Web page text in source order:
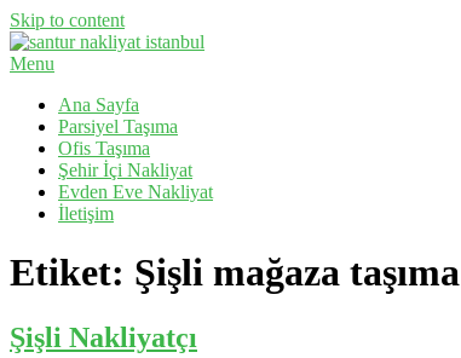
Skip to content
Santur Nakliyat
Menu
Ana Sayfa
Parsiyel Taşıma
Ofis Taşıma
Şehir İçi Nakliyat
Evden Eve Nakliyat
İletişim
Etiket: Şişli mağaza taşıma
Şişli Nakliyatçı